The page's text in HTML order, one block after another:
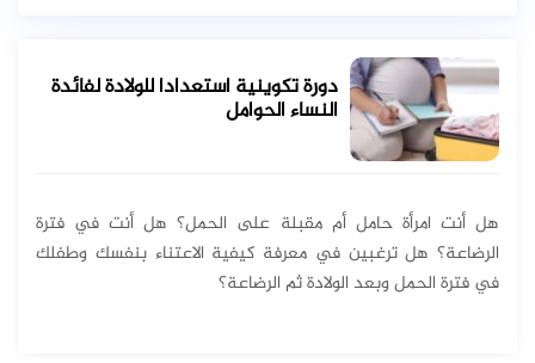
دورة تكوينية استعدادا للولادة لفائدة
النساء الحوامل
هل أنت امرأة حامل أم مقبلة على الحمل؟ هل أنت في فترة
الرضاعة؟ هل ترغبين في معرفة كيفية الاعتناء بنفسك وطفلك
في فترة الحمل وبعد الولادة ثم الرضاعة؟